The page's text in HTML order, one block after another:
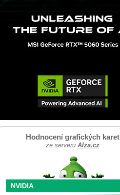
Hodnocení grafických karet
ze serveru Alza.cz
NVIDIA